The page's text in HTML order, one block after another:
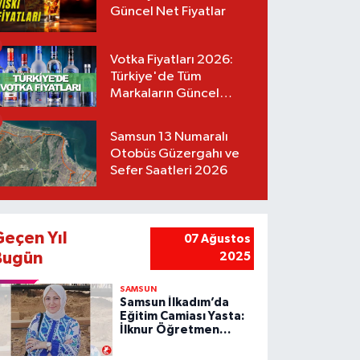
Güncel Net Fiyatlar
Votka Fiyatları 2026:
Türkiye'de Tüm
Markaların Güncel
Samsun 13 Numaralı
Otobüs Güzergahı ve
Sefer Saatleri 2026
Yıl
07 Ağustos
2025
SAMSUN
Samsun İlkadım’da
Eğitim Camiası Yasta:
İlknur Öğretmen